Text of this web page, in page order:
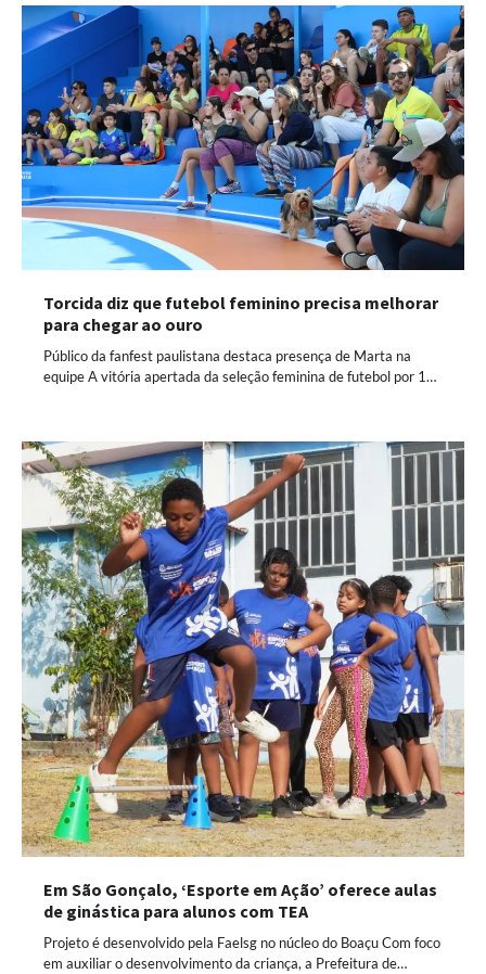
Torcida diz que futebol feminino precisa melhorar
para chegar ao ouro
Público da fanfest paulistana destaca presença de Marta na
equipe A vitória apertada da seleção feminina de futebol por 1…
Em São Gonçalo, ‘Esporte em Ação’ oferece aulas
de ginástica para alunos com TEA
Projeto é desenvolvido pela Faelsg no núcleo do Boaçu Com foco
em auxiliar o desenvolvimento da criança, a Prefeitura de…